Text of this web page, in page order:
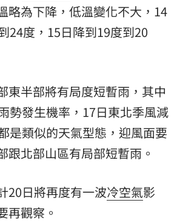
略為下降，低溫變化不大，14
24度，15日降到19度到20
東半部將有局度短暫雨，其中
勢發生機率，17日東北季風減
是類似的天氣型態，迎風面要
跟北部山區有局部短暫雨。
20日將再度有一波冷空氣影
再觀察。